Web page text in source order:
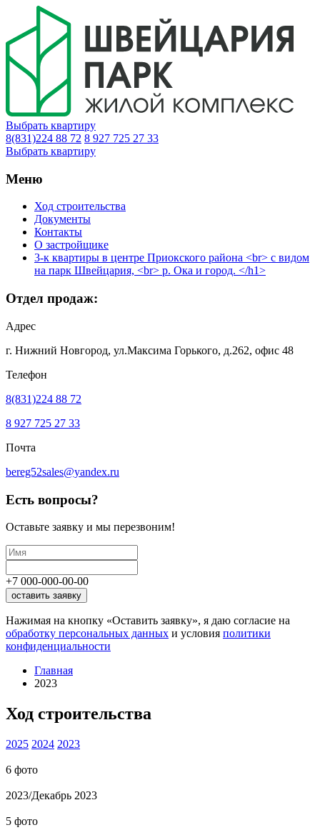
Выбрать квартиру
8(831)224 88 72 8 927 725 27 33
Выбрать квартиру
Меню
Ход строительства
Документы
Контакты
О застройщике
3-к квартиры в центре Приокского района <br> с видом
на парк Швейцария, <br> р. Ока и город. </h1>
Отдел продаж:
Адрес
г. Нижний Новгород, ул.Максима Горького, д.262, офис 48
Телефон
8(831)224 88 72
8 927 725 27 33
Почта
bereg52sales@yandex.ru
Есть вопросы?
Оставьте заявку и мы перезвоним!
+7 000-000-00-00
оставить заявку
Нажимая на кнопку «Оставить заявку», я даю согласие на
обработку персональных данных и условия политики
конфиденциальности
Главная
2023
Ход строительства
2025 2024 2023
6 фото
2023/Декабрь 2023
5 фото